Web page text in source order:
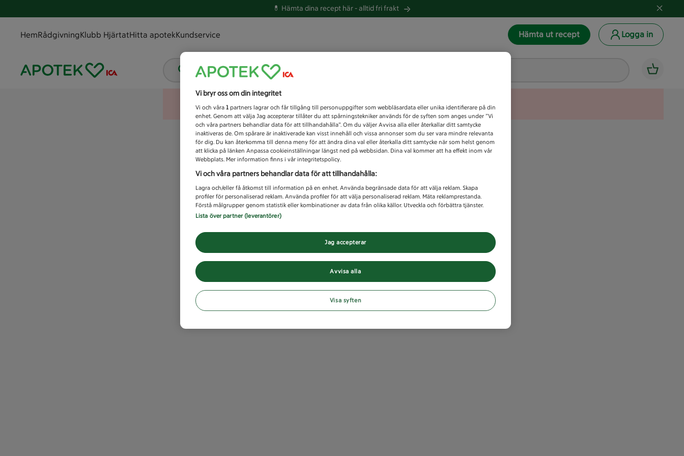
💊 Hämta dina recept här -alltid fri frakt
HemRådgivningKlubb HjärtatHitta apotekKundservice Hämta ut recept Logga in
Vad letar du efter idag?
Unknown error
Vi bryr oss om din integritet
Vi och våra 1 partners lagrar och får tillgång till personuppgifter som webbläsardata eller unika identifierare på din
enhet. Genom att välja Jag accepterar tillåter du att spårningstekniker används för de syften som anges under ”Vi
och våra partners behandlar data för att tillhandahålla”. Om du väljer Avvisa alla eller återkallar ditt samtycke
inaktiveras de. Om spårare är inaktiverade kan visst innehåll och vissa annonser som du ser vara mindre relevanta
för dig. Du kan återkomma till denna meny för att ändra dina val eller återkalla ditt samtycke när som helst genom
att klicka på länken Anpassa cookieinställningar längst ned på webbsidan. Dina val kommer att ha effekt inom vår
Webbplats. Mer information finns i vår integritetspolicy.
Vi och våra partners behandlar data för att tillhandahålla:
Lagra och/eller få åtkomst till information på en enhet. Använda begränsade data för att välja reklam. Skapa
profiler för personaliserad reklam. Använda profiler för att välja personaliserad reklam. Mäta reklamprestanda.
Förstå målgrupper genom statistik eller kombinationer av data från olika källor. Utveckla och förbättra tjänster.
Lista över partner (leverantörer)
Avvisa alla
Jag accepterar
Visa syften